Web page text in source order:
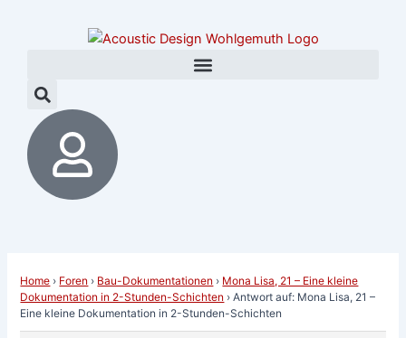
Home › Foren › Bau-Dokumentationen › Mona Lisa, 21 – Eine kleine
Dokumentation in 2-Stunden-Schichten › Antwort auf: Mona Lisa, 21 –
Eine kleine Dokumentation in 2-Stunden-Schichten